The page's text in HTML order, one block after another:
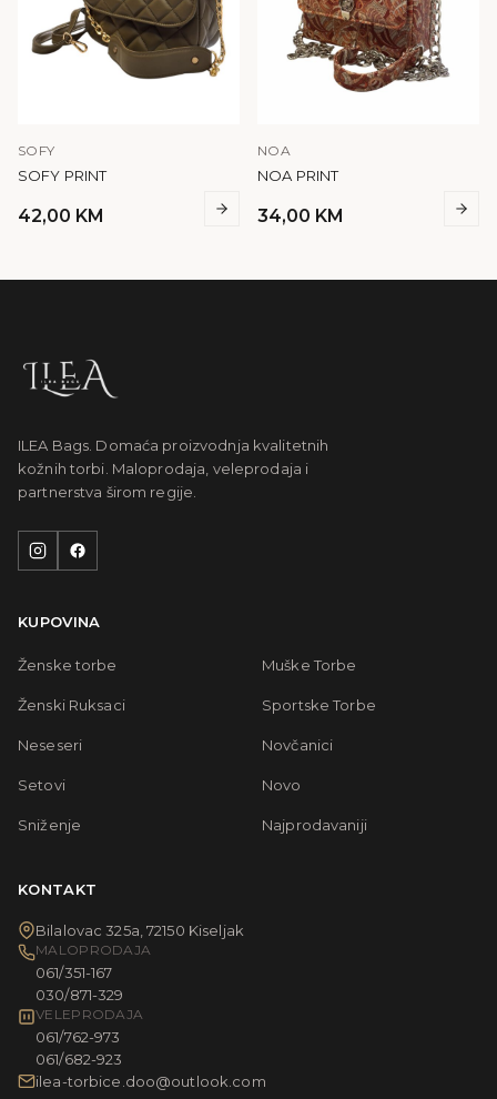
SOFY
SOFY PRINT
42,00 KM
NOA
NOA PRINT
34,00 KM
ILEA Bags. Domaća proizvodnja kvalitetnih
kožnih torbi. Maloprodaja, veleprodaja i
partnerstva širom regije.
KUPOVINA
Ženske torbe Muške Torbe
Ženski Ruksaci Sportske Torbe
Neseseri Novčanici
Setovi Novo
Sniženje Najprodavaniji
KONTAKT
Bilalovac 325a, 72150 Kiseljak
MALOPRODAJA
061/351-167
030/871-329
VELEPRODAJA
061/762-973
061/682-923
ilea-torbice.doo@outlook.com